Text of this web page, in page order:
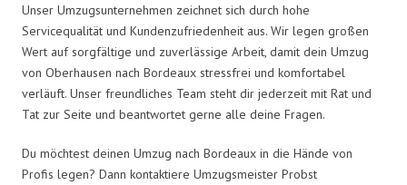
Unser Umzugsunternehmen zeichnet sich durch hohe
Servicequalität und Kundenzufriedenheit aus. Wir legen großen
Wert auf sorgfältige und zuverlässige Arbeit, damit dein Umzug
von Oberhausen nach Bordeaux stressfrei und komfortabel
verläuft. Unser freundliches Team steht dir jederzeit mit Rat und
Tat zur Seite und beantwortet gerne alle deine Fragen.
Du möchtest deinen Umzug nach Bordeaux in die Hände von
Profis legen? Dann kontaktiere Umzugsmeister Probst